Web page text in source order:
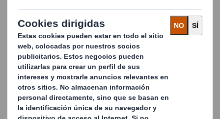
Nuestros expositores DumpBin para punto de venta
se fabrican en varios tamaños y estilos y están
diseñados con cabeceras que permiten mostrar
mensajes personalizados. Aumentan la visibilidad del
producto y fomentan la compra por impulso en los
momentos de venta clave a lo largo de todo el año. Al
ser independientes y entregarse en plano, son
flexibles, se pueden colocar en los lugares que se
considere más efectivos y permiten reducir los
costes de transporte y almacenamiento.